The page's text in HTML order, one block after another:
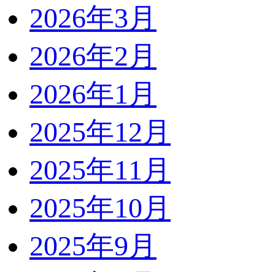
2026年3月
2026年2月
2026年1月
2025年12月
2025年11月
2025年10月
2025年9月